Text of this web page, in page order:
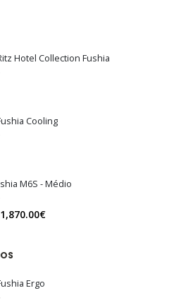
Hotel Collection Fushia
Cooling
M6S - Médio
5
1,870.00€Price
Ergo